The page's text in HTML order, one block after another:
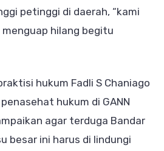
petinggi di daerah, “kami
hilang begitu
hukum Fadli S Chaniago
hukum di GANN
agar terduga Bandar
besar ini harus di lindungi